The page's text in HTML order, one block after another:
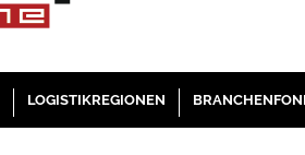
LOGISTIKREGIONEN